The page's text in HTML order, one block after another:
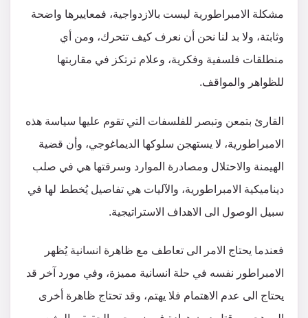
مشكلة الامبراطورية ليست بالازدواجية، فمعاييرها واضحة
وثابتة، ولا بد لنا نحن أن نعرف كيف تتحرك، ومن أي
منطلقات فلسفية وفكرية، وعلام ترتكز في مقاربتها
للظواهر والمواقف.
القارئ بتمعن وتبصر للفلسفات التي تقوم عليها سياسة هذه
الامبراطورية، لا يستهجن سلوكها الديماغوجي، وأن قضية
الهيمنة والاحتلال ومصادرة الموارد وسرقتها هي في صلب
ديناميكية الامبراطورية، والآليات هي تفاصيل يُخطط لها في
سبيل الوصول الى الاهداف الاستراتيجية.
فعندما يحتاج الامر الى تعاطف مع ظاهرة انسانية يُظهر
الامبراطور نفسه في حلة انسانية مميزة، وفي مورد آخر قد
يحتاج الى عدم الاهتمام فلا يهتم، وقد تحتاج ظاهرة أخرى